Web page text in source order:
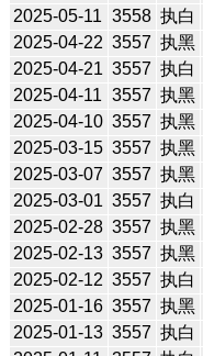
2025-05-11 3558 执白
2025-04-22 3557 执黑
2025-04-21 3557 执白
2025-04-11 3557 执黑
2025-04-10 3557 执黑
2025-03-15 3557 执黑
2025-03-07 3557 执黑
2025-03-01 3557 执白
2025-02-28 3557 执黑
2025-02-13 3557 执黑
2025-02-12 3557 执白
2025-01-16 3557 执黑
2025-01-13 3557 执白